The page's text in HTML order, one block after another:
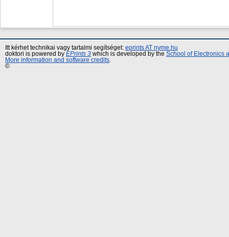
Itt kérhet technikai vagy tartalmi segítséget: eprints AT nyme.hu
doktori is powered by EPrints 3 which is developed by the School of Electronics
More information and software credits
©